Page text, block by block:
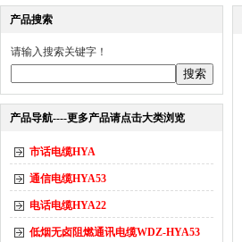
产品搜索
请输入搜索关键字！
产品导航----更多产品请点击大类浏览
市话电缆HYA
通信电缆HYA53
电话电缆HYA22
低烟无卤阻燃通讯电缆WDZ-HYA53